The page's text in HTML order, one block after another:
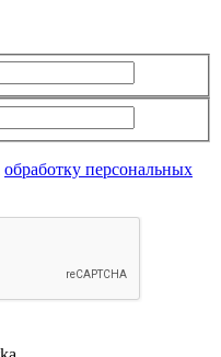
обработку персональных